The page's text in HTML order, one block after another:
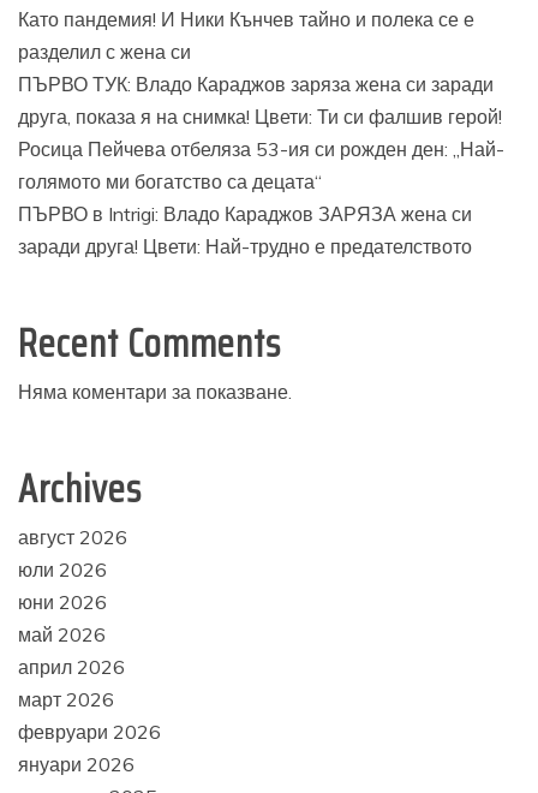
Като пандемия! И Ники Кънчев тайно и полека се е
разделил с жена си
ПЪРВО ТУК: Владо Караджов заряза жена си заради
друга, показа я на снимка! Цвети: Ти си фалшив герой!
Росица Пейчева отбеляза 53-ия си рожден ден: „Най-
голямото ми богатство са децата“
ПЪРВО в Intrigi: Владо Караджов ЗАРЯЗА жена си
заради друга! Цвети: Най-трудно е предателството
Recent Comments
Няма коментари за показване.
Archives
август 2026
юли 2026
юни 2026
май 2026
април 2026
март 2026
февруари 2026
януари 2026